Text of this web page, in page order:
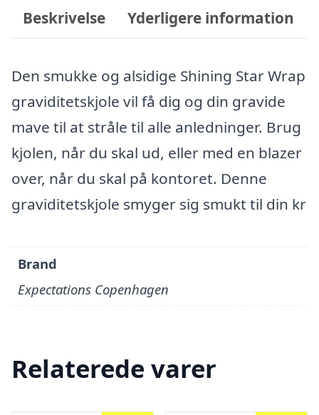
Beskrivelse Yderligere information
Den smukke og alsidige Shining Star Wrap
graviditetskjole vil få dig og din gravide
mave til at stråle til alle anledninger. Brug
kjolen, når du skal ud, eller med en blazer
over, når du skal på kontoret. Denne
graviditetskjole smyger sig smukt til din kr
Brand
Expectations Copenhagen
Relaterede varer